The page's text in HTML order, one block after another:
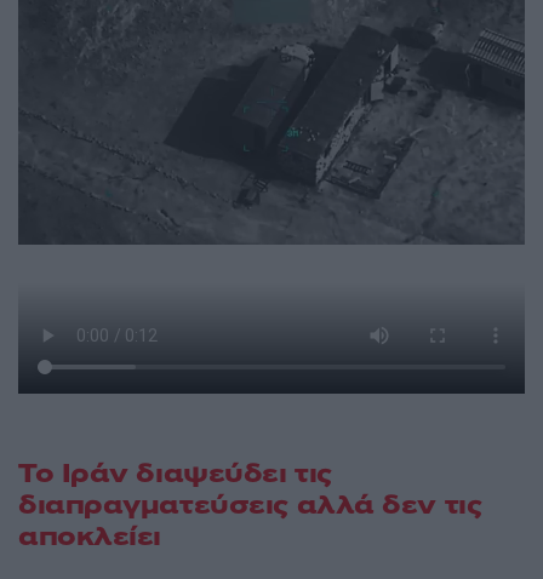
Το Ιράν διαψεύδει τις
διαπραγματεύσεις αλλά δεν τις
αποκλείει